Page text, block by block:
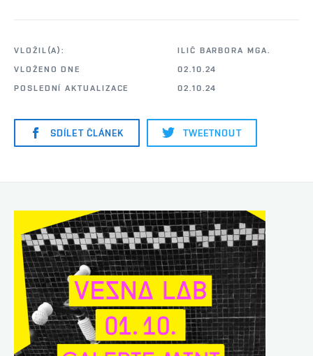
VLOŽIL(A):
ILIČ BARBORA MGA.
VLOŽENO DNE
02.10.24
POSLEDNÍ AKTUALIZACE
02.10.24
SDÍLET ČLÁNEK TWEETNOUT